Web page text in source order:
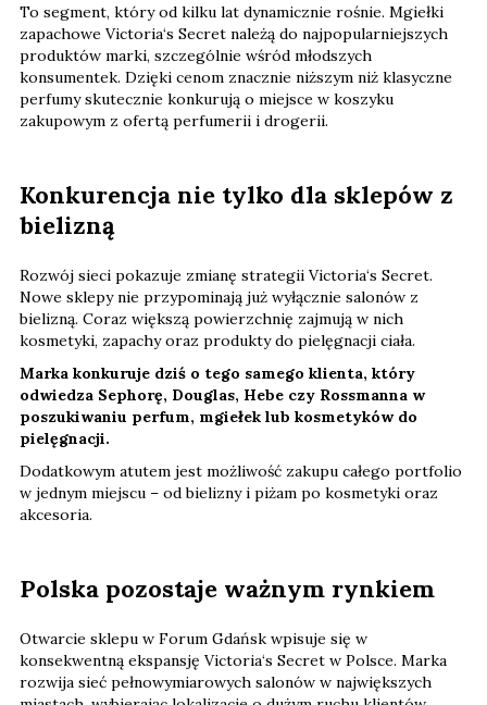
To segment, który od kilku lat dynamicznie rośnie. Mgiełki
zapachowe Victoria‘s Secret należą do najpopularniejszych
produktów marki, szczególnie wśród młodszych
konsumentek. Dzięki cenom znacznie niższym niż klasyczne
perfumy skutecznie konkurują o miejsce w koszyku
zakupowym z ofertą perfumerii i drogerii.
Konkurencja nie tylko dla sklepów z
bielizną
Rozwój sieci pokazuje zmianę strategii Victoria‘s Secret.
Nowe sklepy nie przypominają już wyłącznie salonów z
bielizną. Coraz większą powierzchnię zajmują w nich
kosmetyki, zapachy oraz produkty do pielęgnacji ciała.
Marka konkuruje dziś o tego samego klienta, który
odwiedza Sephorę, Douglas, Hebe czy Rossmanna w
poszukiwaniu perfum, mgiełek lub kosmetyków do
pielęgnacji.
Dodatkowym atutem jest możliwość zakupu całego portfolio
w jednym miejscu – od bielizny i piżam po kosmetyki oraz
akcesoria.
Polska pozostaje ważnym rynkiem
Otwarcie sklepu w Forum Gdańsk wpisuje się w
konsekwentną ekspansję Victoria‘s Secret w Polsce. Marka
rozwija sieć pełnowymiarowych salonów w największych